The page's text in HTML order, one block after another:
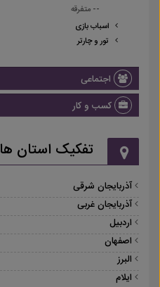
-- متفرقه
اسباب بازی
تور و چارتر
اجتماعی
کسب و کار
تفکیک استان ها
آذربایجان شرقی
آذربایجان غربی
اردبیل
اصفهان
البرز
ایلام